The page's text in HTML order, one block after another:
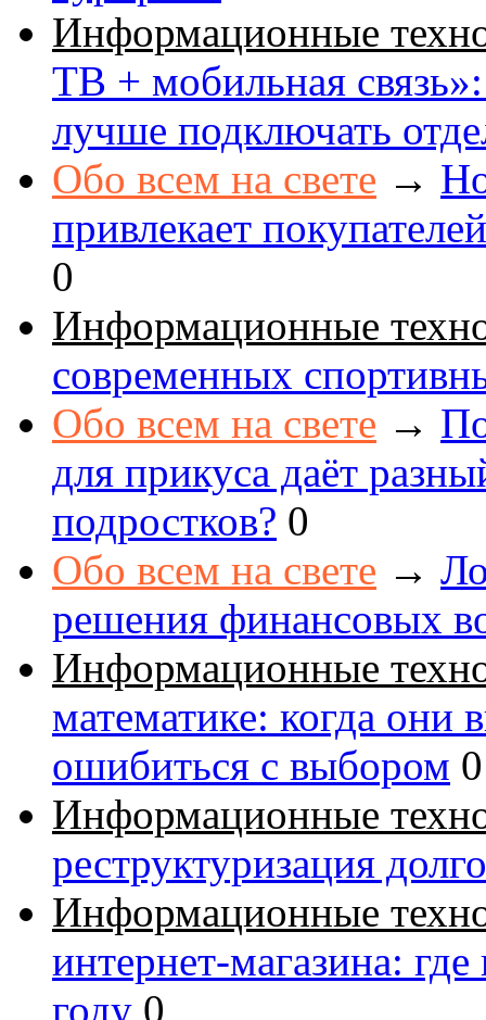
Информационные
ТВ + мобильная
лучше подключать
Обо всем на свете →
привлекает
0
Информационные
современных
Обо всем на свете →
для прикуса даёт
подростков? 0
Обо всем на свете →
решения финансовых
Информационные
математике: когда они
ошибиться с выбором 0
Информационные
реструктуризация
Информационные
интернет-магазина:
году 0